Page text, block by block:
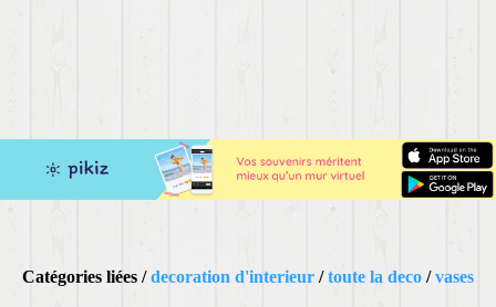
Catégories liées /decoration d'interieur /toute la deco /vases